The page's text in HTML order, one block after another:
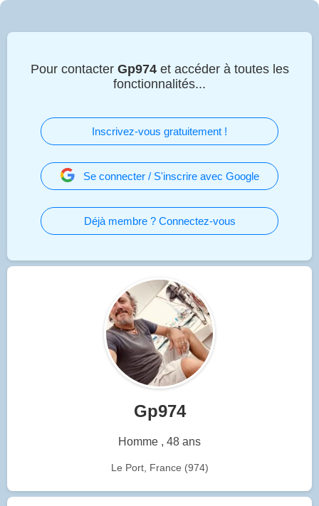
Pour contacter Gp974et accéder à toutes les
fonctionnalités...
Inscrivez-vous gratuitement !
Se connecter / S'inscrire avec Google
Déjà membre ? Connectez-vous
Gp974
Homme , 48 ans
Le Port, France (974)